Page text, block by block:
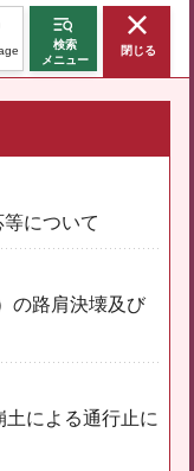
検索
メニュー
閉じる
について
の路肩決壊及び
による通行止に